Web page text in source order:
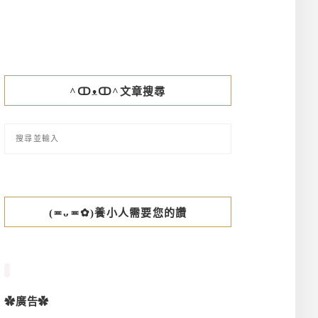
^ↀᴥↀ^文章搜尋
(≖ᴗ≖✿)養小人需要您的讚
✿廣告✿